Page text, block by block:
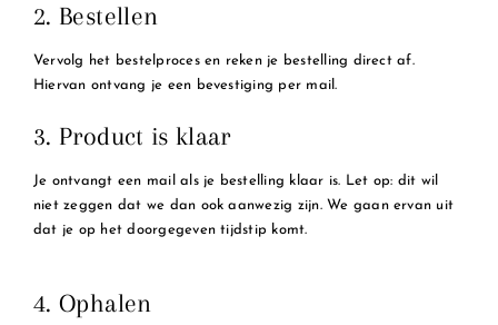
2. Bestellen
Vervolg het bestelproces en reken je bestelling direct af.
Hiervan ontvang je een bevestiging per mail.
3. Product is klaar
Je ontvangt een mail als je bestelling klaar is. Let op: dit wil
niet zeggen dat we dan ook aanwezig zijn. We gaan ervan uit
dat je op het doorgegeven tijdstip komt.
4. Ophalen